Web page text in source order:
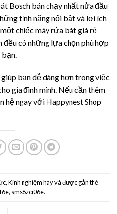
Bosch bán chạy nhất nửa đầu
tính năng nổi bật và lợi ích
chiếc máy rửa bát giá rẻ
đều có những lựa chọn phù hợp
bạn dễ dàng hơn trong việc
gia đình mình. Nếu cần thêm
hệ ngay với Happynest Shop
,Kinh nghiệm hayvà được gắn thẻ
, sms6zci06e.